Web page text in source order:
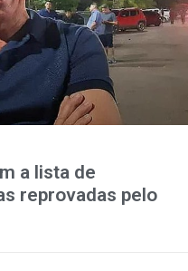
a lista de
reprovadas pelo